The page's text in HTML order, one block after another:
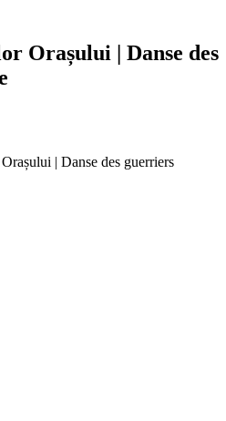
Orașului | Danse des